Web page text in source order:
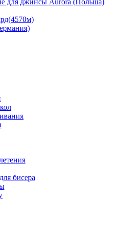
для джинсы Aurora (Польша)
бисера